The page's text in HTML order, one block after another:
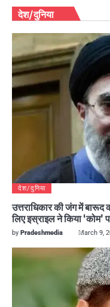
देश/दुनिया
देश/दुनिया
उत्तराधिकार की जंग में
लिए इस्राइल ने किया ‘कोम’
by Pradeshmedia March 9,